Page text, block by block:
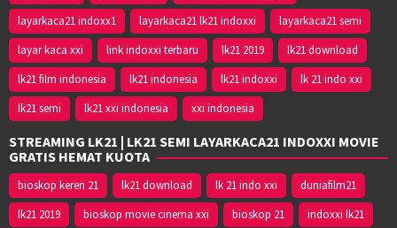
layarkaca21 indoxx1
layarkaca21 lk21 indoxxi
layarkaca21 semi
layar kaca xxi
link indoxxi terbaru lk21 2019
lk21 download
lk21 film indonesia
lk21 indonesia lk21 indoxxi
lk 21 indo xxi
lk21 semi
lk21 xxi indonesia xxi indonesia
STREAMING LK21 | LK21 SEMI LAYARKACA21 INDOXXI MOVIE
GRATIS HEMAT KUOTA
bioskop keren 21 lk21 download lk 21 indo xxi
duniafilm21
lk21 2019
bioskop movie cinema xxi bioskop 21 indoxxi lk21